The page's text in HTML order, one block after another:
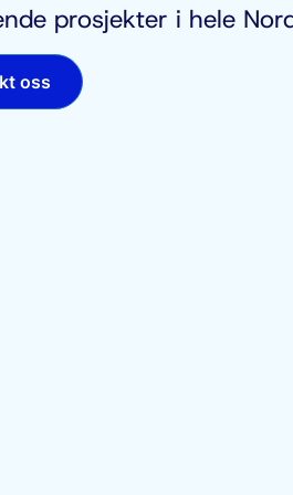
prosjekter i hele
oss